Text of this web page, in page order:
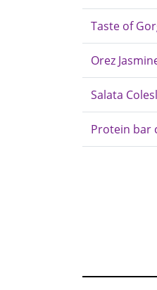
Taste of
Orez
Salata
Protein bar